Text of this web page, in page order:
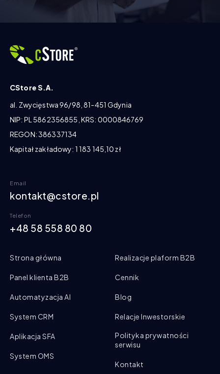
CStore S.A.
al. Zwycięstwa 96/98, 81-451 Gdynia
NIP: PL 5862356855, KRS: 0000846769
REGON: 386337134
Kapitał zakładowy: 1 183 145,10 zł
Email
kontakt@cstore.pl
Telefon
+48 58 558 80 80
Strona główna
Panel klienta B2B
Automatyzacja AI
System CRM
Aplikacja SFA
System OMS
Realizacje plaform B2B
Cennik
Blog
Relacje Inwestorskie
Polityka prywatności
serwisu
Kontakt